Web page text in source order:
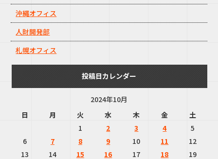
沖縄オフィス
人財開発部
札幌オフィス
投稿日カレンダー
2024年10月
日
月 火 水 木 金
土
1
2 3 4
5
6
7 8 9 10 11
12
13
14 15 16 17 18 19